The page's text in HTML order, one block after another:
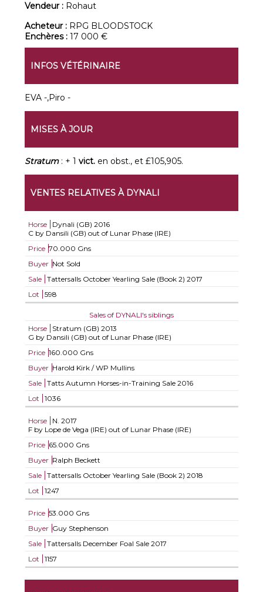
Vendeur : Rohaut
Acheteur : RPG BLOODSTOCK
Enchères :17 000 €
INFOS VÉTÉRINAIRE
EVA -,Piro -
MISES À JOUR
Stratum: + 1vict. en obst., et £105,905.
VENTES RELATIVES À DYNALI
Horse Dynali (GB) 2016
C by Dansili (GB) out of Lunar Phase (IRE)
Price 70.000 Gns
Buyer Not Sold
Sale
Tattersalls October Yearling Sale (Book 2) 2017
Lot
598
Sales of DYNALI's siblings
Horse
Stratum (GB) 2013
G by Dansili (GB) out of Lunar Phase (IRE)
Price 160.000 Gns
Buyer Harold Kirk / WP Mullins
Sale
Tatts Autumn Horses-in-Training Sale 2016
Lot
1036
Horse N. 2017
F by Lope de Vega (IRE) out of Lunar Phase (IRE)
Price 65.000 Gns
Buyer Ralph Beckett
Sale
Tattersalls October Yearling Sale (Book 2) 2018
Lot
1247
Price 53.000 Gns
Buyer Guy Stephenson
Sale
Tattersalls December Foal Sale 2017
Lot
1157